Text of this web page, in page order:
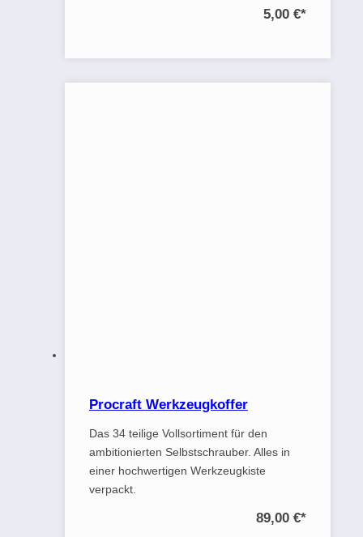
5,00 €*
Procraft Werkzeugkoffer
Das 34 teilige Vollsortiment für den
ambitionierten Selbstschrauber. Alles in
einer hochwertigen Werkzeugkiste
verpackt.
89,00 €*